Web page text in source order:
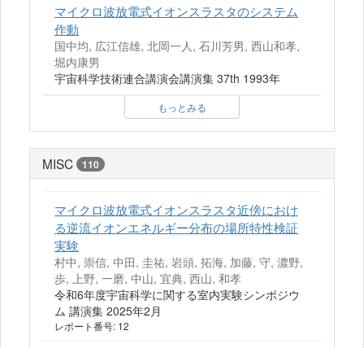
マイクロ波放電式イオンスラスタのシステム
作動
国中均, 広江信雄, 北岡一人, 石川芳男, 西山和孝,
堀内康男
宇宙科学技術連合講演会講演集 37th 1993年
もっとみる
MISC 110
マイクロ波放電式イオンスラスタ近傍におけ
る逆流イオンエネルギー分布の場所特性検証
実験
村中, 崇信, 中田, 圭祐, 岩頭, 拓海, 加藤, 守, 濃野,
歩, 上野, 一磨, 中山, 宜典, 西山, 和孝
令和6年度宇宙科学に関する室内実験シンポジウ
ム 講演集 2025年2月
レポート番号: 12